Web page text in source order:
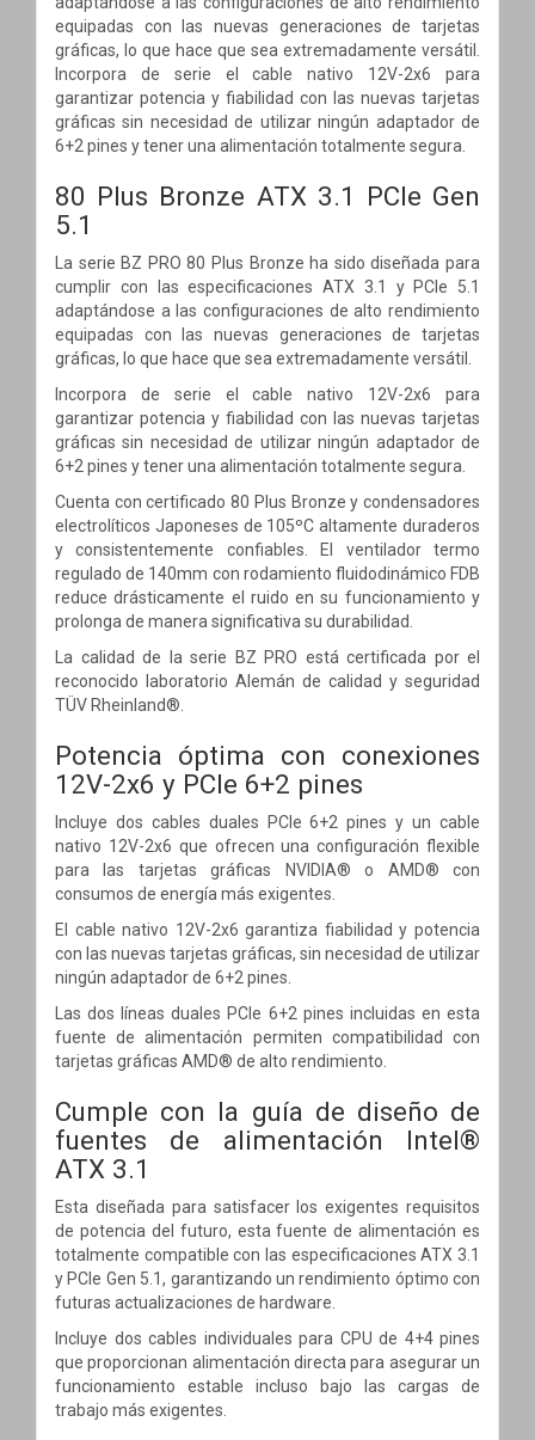
equipadas con las nuevas generaciones de tarjetas
gráficas, lo que hace que sea extremadamente versátil.
Incorpora de serie el cable nativo 12V-2x6 para
garantizar potencia y fiabilidad con las nuevas tarjetas
gráficas sin necesidad de utilizar ningún adaptador de
6+2 pines y tener una alimentación totalmente segura.
80 Plus Bronze ATX 3.1 PCIe Gen
5.1
La serie BZ PRO 80 Plus Bronze ha sido diseñada para
cumplir con las especificaciones ATX 3.1 y PCIe 5.1
adaptándose a las configuraciones de alto rendimiento
equipadas con las nuevas generaciones de tarjetas
gráficas, lo que hace que sea extremadamente versátil.
Incorpora de serie el cable nativo 12V-2x6 para
garantizar potencia y fiabilidad con las nuevas tarjetas
gráficas sin necesidad de utilizar ningún adaptador de
6+2 pines y tener una alimentación totalmente segura.
Cuenta con certificado 80 Plus Bronze y condensadores
electrolíticos Japoneses de 105ºC altamente duraderos
y consistentemente confiables. El ventilador termo
regulado de 140mm con rodamiento fluidodinámico FDB
reduce drásticamente el ruido en su funcionamiento y
prolonga de manera significativa su durabilidad.
La calidad de la serie BZ PRO está certificada por el
reconocido laboratorio Alemán de calidad y seguridad
TÜV Rheinland®.
Potencia óptima con conexiones
12V-2x6 y PCIe 6+2 pines
Incluye dos cables duales PCIe 6+2 pines y un cable
nativo 12V-2x6 que ofrecen una configuración flexible
para las tarjetas gráficas NVIDIA® o AMD® con
consumos de energía más exigentes.
El cable nativo 12V-2x6 garantiza fiabilidad y potencia
con las nuevas tarjetas gráficas, sin necesidad de utilizar
ningún adaptador de 6+2 pines.
Las dos líneas duales PCIe 6+2 pines incluidas en esta
fuente de alimentación permiten compatibilidad con
tarjetas gráficas AMD® de alto rendimiento.
Cumple con la guía de diseño de
fuentes de alimentación Intel®
ATX 3.1
Esta diseñada para satisfacer los exigentes requisitos
de potencia del futuro, esta fuente de alimentación es
totalmente compatible con las especificaciones ATX 3.1
y PCIe Gen 5.1, garantizando un rendimiento óptimo con
futuras actualizaciones de hardware.
Incluye dos cables individuales para CPU de 4+4 pines
que proporcionan alimentación directa para asegurar un
funcionamiento estable incluso bajo las cargas de
trabajo más exigentes.